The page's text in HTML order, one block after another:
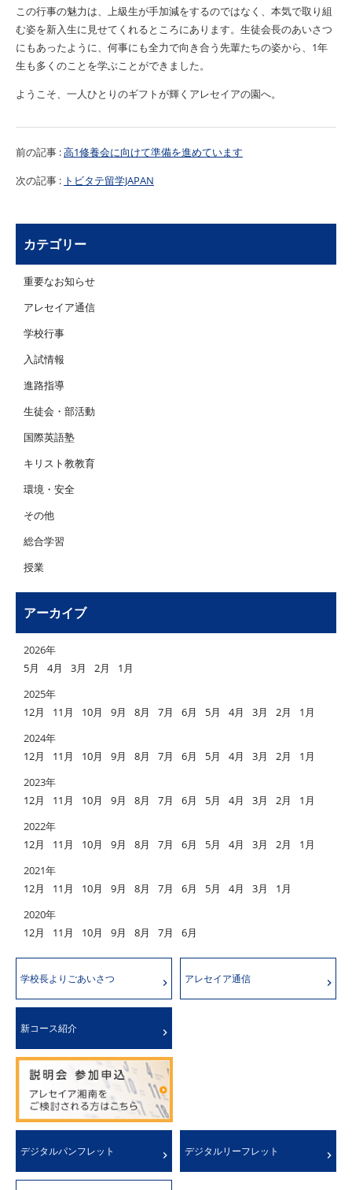
この行事の魅力は、上級生が手加減をするのではなく、本気で取り組
む姿を新入生に見せてくれるところにあります。生徒会長のあいさつ
にもあったように、何事にも全力で向き合う先輩たちの姿から、 1年
生も多くのことを学ぶことができました。
ようこそ、一人ひとりのギフトが輝くアレセイアの園へ。
前の記事 :高1修養会に向けて準備を進めています
次の記事 : トビタテ留学JAPAN
カテゴリー
重要なお知らせ
アレセイア通信
学校行事
入試情報
進路指導
生徒会・部活動
国際英語塾
キリスト教教育
環境・安全
その他
総合学習
授業
アーカイブ
2026年
5月
4月 3月 2月
1月
2025年
12月
11月 10月 9月 8月 7月 6月 5月 4月 3月 2月
1月
2024年
12月
11月 10月 9月 8月 7月 6月 5月 4月 3月 2月
1月
2023年
12月
11月 10月 9月 8月 7月 6月 5月 4月 3月 2月
1月
2022年
12月
11月 10月 9月 8月 7月 6月 5月 4月 3月 2月
1月
2021年
12月
11月 10月 9月 8月 7月 6月 5月 4月 3月
1月
2020年
12月
11月 10月 9月 8月 7月 6月
学校長よりごあいさつ アレセイア通信
新コース紹介
デジタルパンフレット デジタルリーフレット